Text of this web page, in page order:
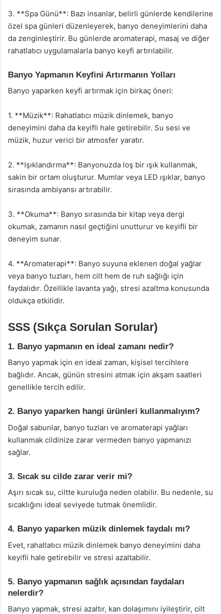
3. **Spa Günü**: Bazı insanlar, belirli günlerde kendilerine
özel spa günleri düzenleyerek, banyo deneyimlerini daha
da zenginleştirir. Bu günlerde aromaterapi, masaj ve diğer
rahatlatıcı uygulamalarla banyo keyfi artırılabilir.
Banyo Yapmanın Keyfini Artırmanın Yolları
Banyo yaparken keyfi artırmak için birkaç öneri:
1. **Müzik**: Rahatlatıcı müzik dinlemek, banyo
deneyimini daha da keyifli hale getirebilir. Su sesi ve
müzik, huzur verici bir atmosfer yaratır.
2. **Işıklandırma**: Banyonuzda loş bir ışık kullanmak,
sakin bir ortam oluşturur. Mumlar veya LED ışıklar, banyo
sırasında ambiyansı artırabilir.
3. **Okuma**: Banyo sırasında bir kitap veya dergi
okumak, zamanın nasıl geçtiğini unutturur ve keyifli bir
deneyim sunar.
4. **Aromaterapi**: Banyo suyuna eklenen doğal yağlar
veya banyo tuzları, hem cilt hem de ruh sağlığı için
faydalıdır. Özellikle lavanta yağı, stresi azaltma konusunda
oldukça etkilidir.
SSS (Sıkça Sorulan Sorular)
1. Banyo yapmanın en ideal zamanı nedir?
Banyo yapmak için en ideal zaman, kişisel tercihlere
bağlıdır. Ancak, günün stresini atmak için akşam saatleri
genellikle tercih edilir.
2. Banyo yaparken hangi ürünleri kullanmalıyım?
Doğal sabunlar, banyo tuzları ve aromaterapi yağları
kullanmak cildinize zarar vermeden banyo yapmanızı
sağlar.
3. Sıcak su cilde zarar verir mi?
Aşırı sıcak su, ciltte kuruluğa neden olabilir. Bu nedenle, su
sıcaklığını ideal seviyede tutmak önemlidir.
4. Banyo yaparken müzik dinlemek faydalı mı?
Evet, rahatlatıcı müzik dinlemek banyo deneyimini daha
keyifli hale getirebilir ve stresi azaltabilir.
5. Banyo yapmanın sağlık açısından faydaları
nelerdir?
Banyo yapmak, stresi azaltır, kan dolaşımını iyileştirir, cilt